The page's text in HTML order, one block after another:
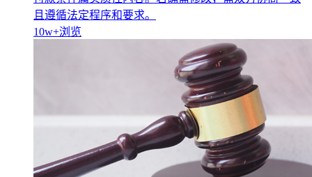
且遵循法定程序和要求。
10w+浏览